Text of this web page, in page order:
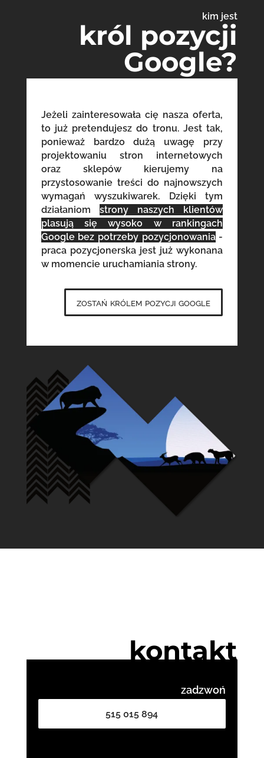
kim jest
król pozycji
Google?
Jeżeli zainteresowała cię nasza oferta,
to już pretendujesz do tronu. Jest tak,
ponieważ bardzo dużą uwagę przy
projektowaniu stron internetowych
oraz sklepów kierujemy na
przystosowanie treści do najnowszych
wymagań wyszukiwarek. Dzięki tym
działaniom strony naszych klientów
plasują się wysoko w rankingach
Google bez potrzeby pozycjonowania-
praca pozycjonerska jest już wykonana
w momencie uruchamiania strony.
zostań królem pozycji google
kontakt
zadzwoń
515 015 894